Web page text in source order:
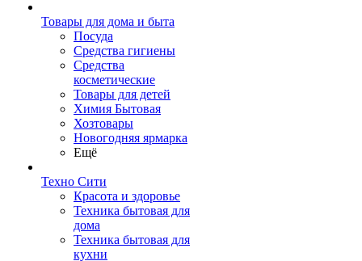
Товары для дома и быта
Посуда
Средства гигиены
Средства
косметические
Товары для детей
Химия Бытовая
Хозтовары
Новогодняя ярмарка
Ещё
Техно Сити
Красота и здоровье
Техника бытовая для
дома
Техника бытовая для
кухни